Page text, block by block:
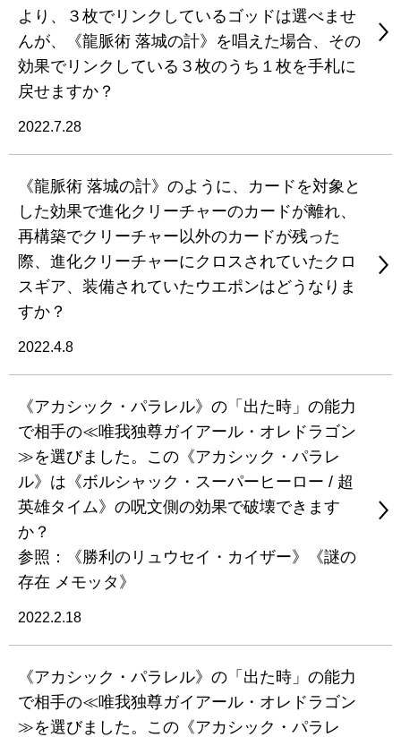
より、３枚でリンクしているゴッドは選べませ
んが、《龍脈術 落城の計》を唱えた場合、その
効果でリンクしている３枚のうち１枚を手札に
戻せますか？
2022.7.28
《龍脈術 落城の計》のように、カードを対象と
した効果で進化クリーチャーのカードが離れ、
再構築でクリーチャー以外のカードが残った
際、進化クリーチャーにクロスされていたクロ
スギア、装備されていたウエポンはどうなりま
すか？
2022.4.8
《アカシック・パラレル》の「出た時」の能力
で相手の≪唯我独尊ガイアール・オレドラゴン
≫を選びました。この《アカシック・パラレ
ル》は《ボルシャック・スーパーヒーロー / 超
英雄タイム》の呪文側の効果で破壊できます
か？
参照：《勝利のリュウセイ・カイザー》《謎の
存在 メモッタ》
2022.2.18
《アカシック・パラレル》の「出た時」の能力
で相手の≪唯我独尊ガイアール・オレドラゴン
≫を選びました。この《アカシック・パラレ